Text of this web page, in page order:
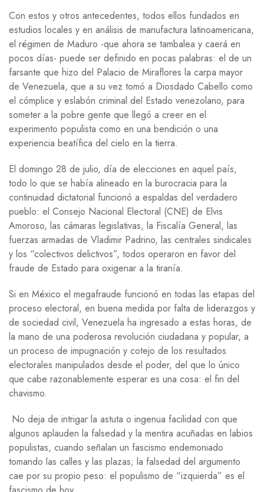
Con estos y otros antecedentes, todos ellos fundados en
estudios locales y en análisis de manufactura latinoamericana,
el régimen de Maduro -que ahora se tambalea y caerá en
pocos días- puede ser definido en pocas palabras: el de un
farsante que hizo del Palacio de Miraflores la carpa mayor
de Venezuela, que a su vez tomó a Diosdado Cabello como
el cómplice y eslabón criminal del Estado venezolano, para
someter a la pobre gente que llegó a creer en el
experimento populista como en una bendición o una
experiencia beatífica del cielo en la tierra.
El domingo 28 de julio, día de elecciones en aquel país,
todo lo que se había alineado en la burocracia para la
continuidad dictatorial funcionó a espaldas del verdadero
pueblo: el Consejo Nacional Electoral (CNE) de Elvis
Amoroso, las cámaras legislativas, la Fiscalía General, las
fuerzas armadas de Vladimir Padrino, las centrales sindicales
y los “colectivos delictivos”, todos operaron en favor del
fraude de Estado para oxigenar a la tiranía.
Si en México el megafraude funcionó en todas las etapas del
proceso electoral, en buena medida por falta de liderazgos y
de sociedad civil, Venezuela ha ingresado a estas horas, de
la mano de una poderosa revolución ciudadana y popular, a
un proceso de impugnación y cotejo de los resultados
electorales manipulados desde el poder, del que lo único
que cabe razonablemente esperar es una cosa: el fin del
chavismo.
No deja de intrigar la astuta o ingenua facilidad con que
algunos aplauden la falsedad y la mentira acuñadas en labios
populistas, cuando señalan un fascismo endemoniado
tomando las calles y las plazas; la falsedad del argumento
cae por su propio peso: el populismo de “izquierda” es el